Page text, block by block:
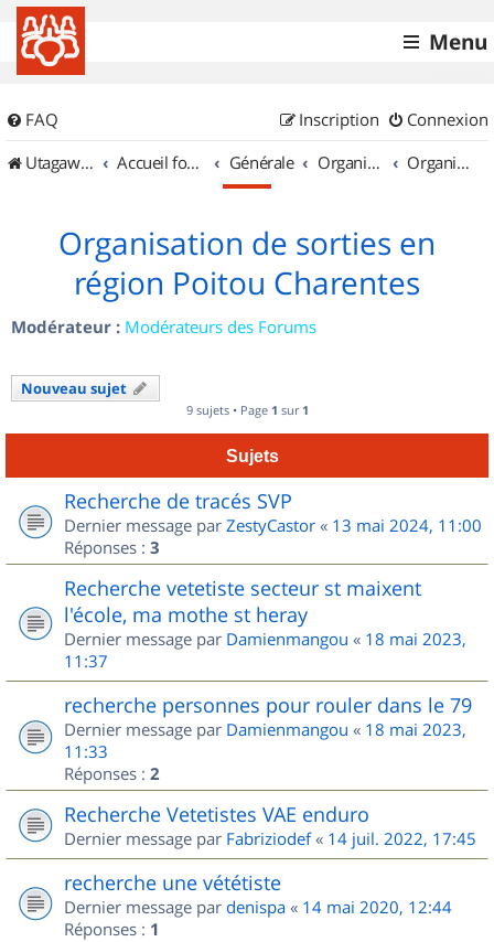
Menu
FAQ Connexion
Inscription
UtagawaVTT (Randos VTT et VTTAE avec traces GPS)
Accueil forum Générale Organisation de sorties & Recherche de partenaires Organisation de sorties en région Poitou Charentes
Organisation de sorties en
région Poitou Charentes
Modérateur : Modérateurs des Forums
Nouveau sujet
9 sujets • Page 1 sur 1
Sujets
Recherche de tracés SVP
Dernier message par ZestyCastor « 13 mai 2024, 11:00
Réponses : 3
Recherche vetetiste secteur st maixent
l'école, ma mothe st heray
Dernier message par Damienmangou « 18 mai 2023,
11:37
recherche personnes pour rouler dans le 79
Dernier message par Damienmangou « 18 mai 2023,
11:33
Réponses : 2
Recherche Vetetistes VAE enduro
Dernier message par Fabriziodef« 14 juil. 2022, 17:45
recherche une vététiste
Dernier message par denispa « 14 mai 2020, 12:44
Réponses : 1